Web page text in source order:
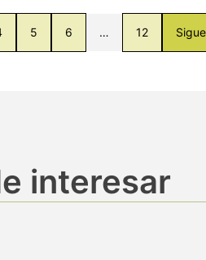
5 6 … 12
interesar